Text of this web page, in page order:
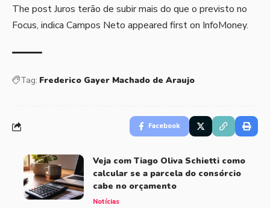
The postJuros terão de subir mais do que o previsto no
Focus, indica Campos Neto appeared first on InfoMoney.
Tag: Frederico Gayer Machado de Araujo
Facebook
Veja com Tiago Oliva Schietti como
calcular se a parcela do consórcio
cabe no orçamento
Notícias